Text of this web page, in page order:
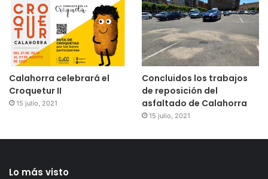
Calahorra celebrará el
Croquetur II
15 julio, 2021
Concluidos los trabajos
de reposición del
asfaltado de Calahorra
15 julio, 2021
Lo más visto